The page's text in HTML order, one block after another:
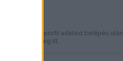
A kommentprofil adataid belépés után
jelennek meg itt.